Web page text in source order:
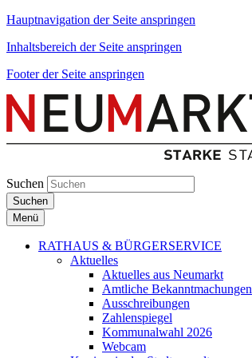
Hauptnavigation der Seite anspringen
Inhaltsbereich der Seite anspringen
Footer der Seite anspringen
Suchen
Suchen
Menü
RATHAUS & BÜRGERSERVICE
Aktuelles
Aktuelles aus Neumarkt
Amtliche Bekanntmachungen
Ausschreibungen
Zahlenspiegel
Kommunalwahl 2026
Webcam